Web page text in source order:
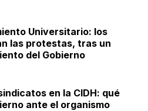
Universitario: los
las protestas, tras un
del Gobierno
en la CIDH: qué
ante el organismo